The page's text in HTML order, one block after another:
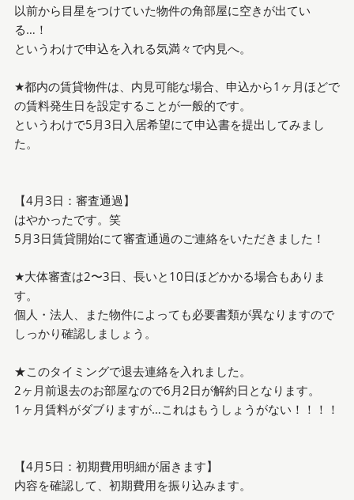
以前から目星をつけていた物件の角部屋に空きが出てい
る…！
というわけで申込を入れる気満々で内見へ。
★都内の賃貸物件は、内見可能な場合、申込から1ヶ月ほどで
の賃料発生日を設定することが一般的です。
というわけで5月3日入居希望にて申込書を提出してみまし
た。
【4月3日：審査通過】
はやかったです。笑
5月3日賃貸開始にて審査通過のご連絡をいただきました！
★大体審査は2〜3日、長いと10日ほどかかる場合もありま
す。
個人・法人、また物件によっても必要書類が異なりますので
しっかり確認しましょう。
★このタイミングで退去連絡を入れました。
2ヶ月前退去のお部屋なので6月2日が解約日となります。
1ヶ月賃料がダブりますが…これはもうしょうがない！！！！
【4月5日：初期費用明細が届きます】
内容を確認して、初期費用を振り込みます。